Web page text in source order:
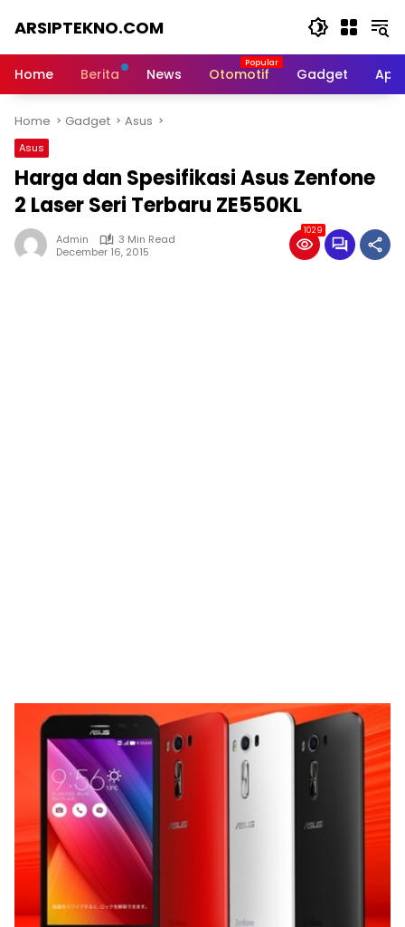
ARSIPTEKNO.COM
Informasi
Home Berita News Otomotif Gadget
Home Gadget Asus
Asus
Harga dan Spesifikasi Asus Zenfone
2 Laser Seri Terbaru ZE550KL
Admin
3 Min Read
December 16, 2015
1029